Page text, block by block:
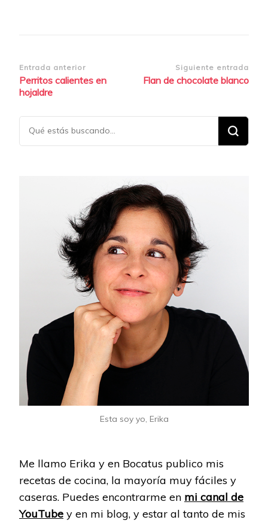
Navegación
de
Entrada anterior
Perritos calientes en
hojaldre
Siguiente entrada
Flan de chocolate blanco
¿Buscas
algo?
Esta soy yo, Erika
Me llamo Erika y en Bocatus publico mis
recetas de cocina, la mayoría muy fáciles y
caseras. Puedes encontrarme en mi canal de
YouTube y en mi blog, y estar al tanto de mis